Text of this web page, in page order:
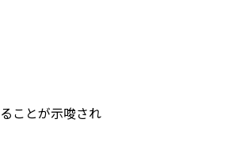
ことが示唆され